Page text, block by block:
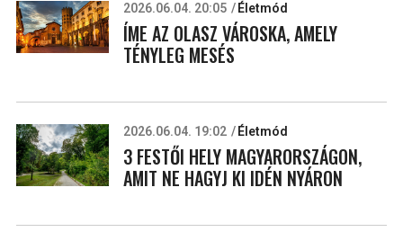
2026.06.04. 20:05 Életmód
ÍME AZ OLASZ VÁROSKA, AMELY
TÉNYLEG MESÉS
2026.06.04. 19:02 Életmód
3 FESTŐI HELY MAGYARORSZÁGON,
AMIT NE HAGYJ KI IDÉN NYÁRON